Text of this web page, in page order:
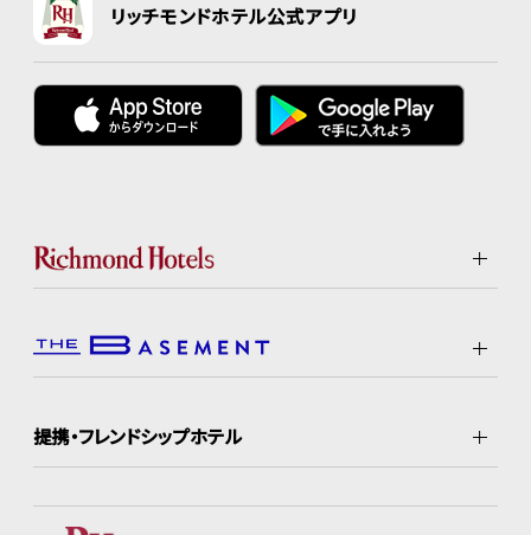
リッチモンドホテル公式アプリ
提携・フレンドシップホテル